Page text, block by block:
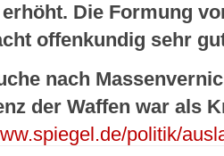
Die Formung
offenkundig sehr
nach
der Waffen war als
politik/